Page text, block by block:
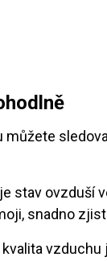
můžete
stav ovzduší
snadno